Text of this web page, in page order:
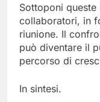
Sottoponi
collaboratori, in
riunione. Il
può diventare il
percorso di
In sintesi.